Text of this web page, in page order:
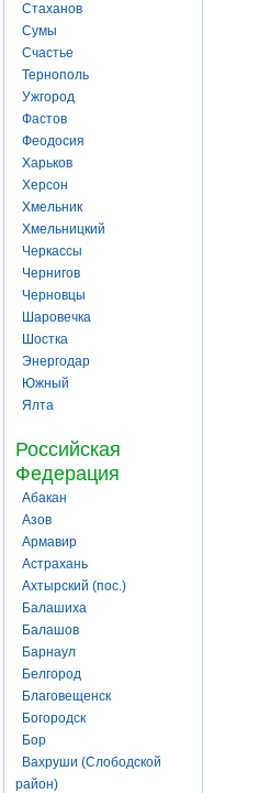
Стаханов
Сумы
Счастье
Тернополь
Ужгород
Фастов
Феодосия
Харьков
Херсон
Хмельник
Хмельницкий
Черкассы
Чернигов
Черновцы
Шаровечка
Шостка
Энергодар
Южный
Ялта
Российская
Федерация
Абакан
Азов
Армавир
Астрахань
Ахтырский (пос.)
Балашиха
Балашов
Барнаул
Белгород
Благовещенск
Богородск
Бор
Вахруши (Слободской
район)